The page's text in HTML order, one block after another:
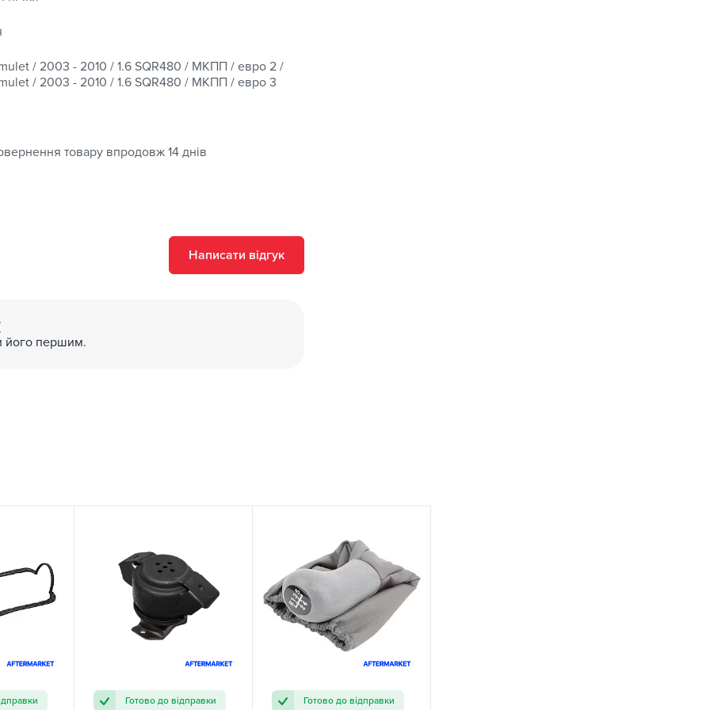
а повернення та обмін дійсні
ознайомлення переходьте на сторінку “
програмою: за покупки нараховується
/ 2003 - 2010 / 1.6 SQR480 / МКПП / евро 2 /
/ 2003 - 2010 / 1.6 SQR480 / МКПП / евро 3
товару впродовж 14 днів
Написати відгук
його першим.
Готово до відправки Готово до відправки